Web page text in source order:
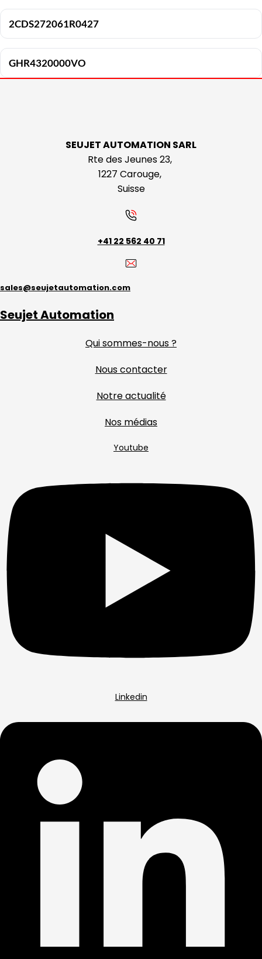
2CDS272061R0427
GHR4320000VO
SEUJET AUTOMATION SARL
Rte des Jeunes 23,
1227 Carouge,
Suisse
+41 22 562 40 71
sales@seujetautomation.com
Seujet Automation
Qui sommes-nous ?
Nous contacter
Notre actualité
Nos médias
Youtube
Linkedin